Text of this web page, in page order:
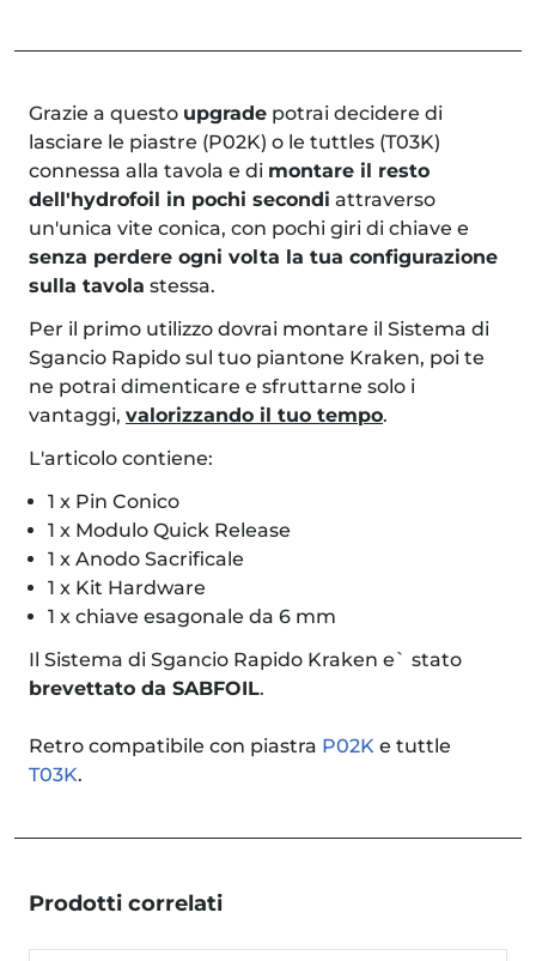
Grazie a questo upgrade potrai decidere di
lasciare le piastre (P02K) o le tuttles (T03K)
connessa alla tavola e di montare il resto
dell'hydrofoil in pochi secondi attraverso
un'unica vite conica, con pochi giri di chiave e
senza perdere ogni volta la tua configurazione
sulla tavola stessa.
Per il primo utilizzo dovrai montare il Sistema di
Sgancio Rapido sul tuo piantone Kraken, poi te
ne potrai dimenticare e sfruttarne solo i
vantaggi, valorizzando il tuo tempo.
L'articolo contiene:
1 x Pin Conico
1 x Modulo Quick Release
1 x Anodo Sacrificale
1 x Kit Hardware
1 x chiave esagonale da 6 mm
Il Sistema di Sgancio Rapido Kraken e` stato
brevettato da SABFOIL.
Retro compatibile con piastra P02K e tuttle
T03K.
Prodotti correlati